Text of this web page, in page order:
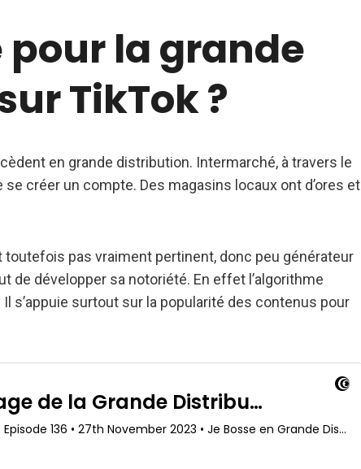
la grande
TikTok ?
en grande distribution. Intermarché, à travers le
créer un compte. Des magasins locaux ont d’ores et
toutefois pas vraiment pertinent, donc peu générateur
de développer sa notoriété. En effet l’algorithme
s’appuie surtout sur la popularité des contenus pour